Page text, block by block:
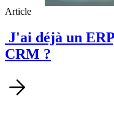
Article
J'ai déjà un
CRM ?